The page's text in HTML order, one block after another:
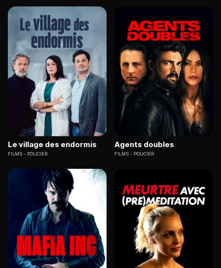
Le village des endormis
FILMS POLICIER
Agents doubles
FILMS POLICIER